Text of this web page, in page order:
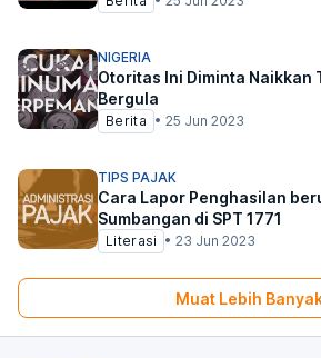
NIGERIA
Otoritas Ini Diminta Naikkan
Bergula
Berita • 25 Jun 2023
TIPS PAJAK
Cara Lapor Penghasilan
Sumbangan di SPT 1771
Literasi • 23 Jun 2023
Muat Lebih